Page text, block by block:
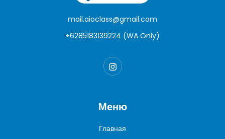
mail.aioclass@gmail.com
+6285183139224 (WA Only)
Меню
Главная